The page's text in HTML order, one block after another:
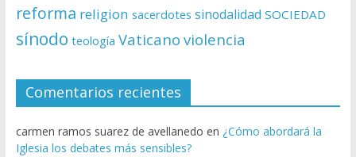
reforma religion sacerdotes sinodalidad SOCIEDAD
sínodo teología Vaticano violencia
Comentarios recientes
carmen ramos suarez de avellanedo en ¿Cómo abordará la
Iglesia los debates más sensibles?